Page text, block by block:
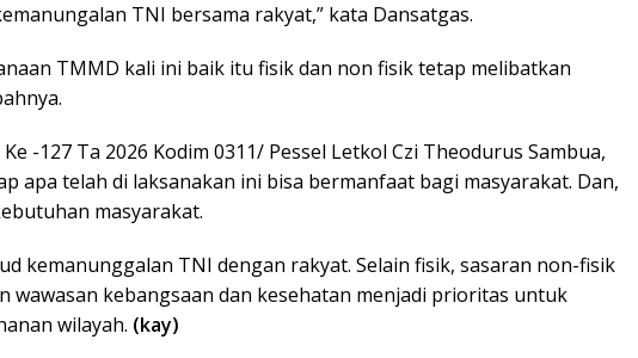
TNI bersama rakyat,” kata Dansatgas.
TMMD kali ini baik itu fisik dan non fisik tetap melibatkan
-127 Ta 2026 Kodim 0311/ Pessel Letkol Czi Theodurus Sambua,
apa telah di laksanakan ini bisa bermanfaat bagi masyarakat. Dan,
masyarakat.
kemanunggalan TNI dengan rakyat. Selain fisik, sasaran non-fisik
wawasan kebangsaan dan kesehatan menjadi prioritas untuk
wilayah. (kay)